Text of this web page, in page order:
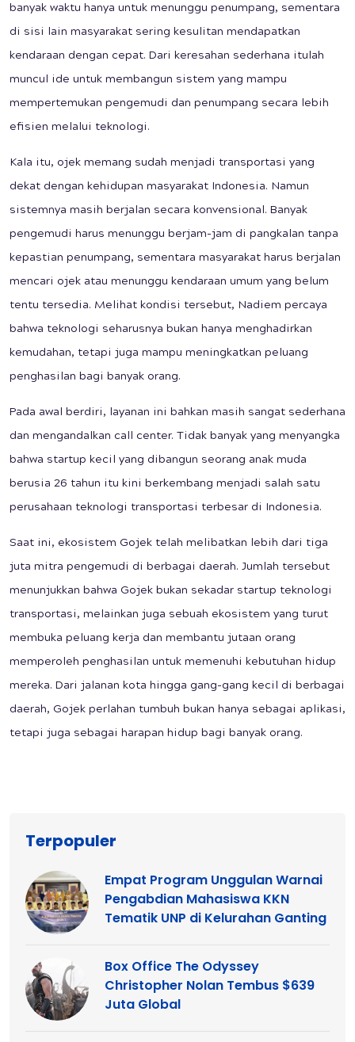
banyak waktu hanya untuk menunggu penumpang, sementara
di sisi lain masyarakat sering kesulitan mendapatkan
kendaraan dengan cepat. Dari keresahan sederhana itulah
muncul ide untuk membangun sistem yang mampu
mempertemukan pengemudi dan penumpang secara lebih
efisien melalui teknologi.
Kala itu, ojek memang sudah menjadi transportasi yang
dekat dengan kehidupan masyarakat Indonesia. Namun
sistemnya masih berjalan secara konvensional. Banyak
pengemudi harus menunggu berjam-jam di pangkalan tanpa
kepastian penumpang, sementara masyarakat harus berjalan
mencari ojek atau menunggu kendaraan umum yang belum
tentu tersedia. Melihat kondisi tersebut, Nadiem percaya
bahwa teknologi seharusnya bukan hanya menghadirkan
kemudahan, tetapi juga mampu meningkatkan peluang
penghasilan bagi banyak orang.
Pada awal berdiri, layanan ini bahkan masih sangat sederhana
dan mengandalkan call center. Tidak banyak yang menyangka
bahwa startup kecil yang dibangun seorang anak muda
berusia 26 tahun itu kini berkembang menjadi salah satu
perusahaan teknologi transportasi terbesar di Indonesia.
Saat ini, ekosistem Gojek telah melibatkan lebih dari tiga
juta mitra pengemudi di berbagai daerah. Jumlah tersebut
menunjukkan bahwa Gojek bukan sekadar startup teknologi
transportasi, melainkan juga sebuah ekosistem yang turut
membuka peluang kerja dan membantu jutaan orang
memperoleh penghasilan untuk memenuhi kebutuhan hidup
mereka. Dari jalanan kota hingga gang-gang kecil di berbagai
daerah, Gojek perlahan tumbuh bukan hanya sebagai aplikasi,
tetapi juga sebagai harapan hidup bagi banyak orang.
Terpopuler
Empat Program Unggulan Warnai
Pengabdian Mahasiswa KKN
Tematik UNP di Kelurahan Ganting
Box Office The Odyssey
Christopher Nolan Tembus $639
Juta Global